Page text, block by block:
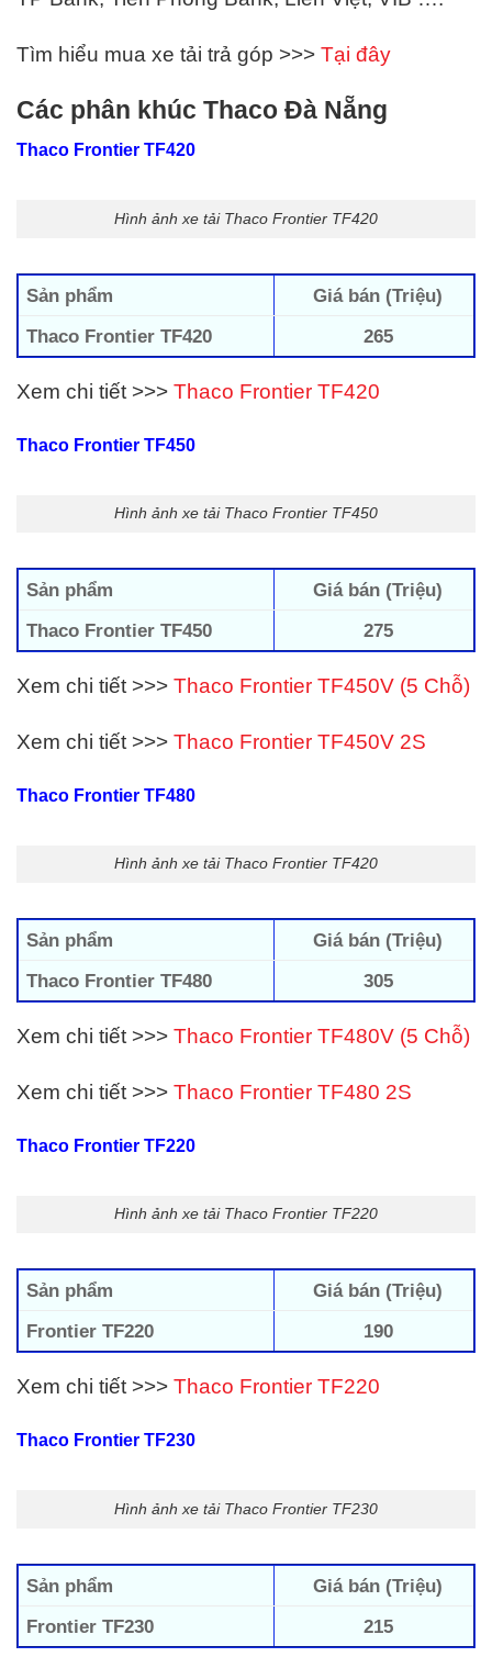
Tìm hiểu mua xe tải trả góp >>> Tại đây
Các phân khúc Thaco Đà Nẵng
Thaco Frontier TF420
Hình ảnh xe tải Thaco Frontier TF420
Sản phẩm
Giá bán (Triệu)
Thaco Frontier TF420
265
Xem chi tiết >>> Thaco Frontier TF420
Thaco Frontier TF450
Hình ảnh xe tải Thaco Frontier TF450
Sản phẩm
Giá bán (Triệu)
Thaco Frontier TF450
275
Xem chi tiết >>> Thaco Frontier TF450V (5 Chỗ)
Xem chi tiết >>> Thaco Frontier TF450V 2S
Thaco Frontier TF480
Hình ảnh xe tải Thaco Frontier TF420
Sản phẩm
Giá bán (Triệu)
Thaco Frontier TF480
305
Xem chi tiết >>> Thaco Frontier TF480V (5 Chỗ)
Xem chi tiết >>> Thaco Frontier TF480 2S
Thaco Frontier TF220
Hình ảnh xe tải Thaco Frontier TF220
Sản phẩm
Giá bán (Triệu)
Frontier TF220
190
Xem chi tiết >>> Thaco Frontier TF220
Thaco Frontier TF230
Hình ảnh xe tải Thaco Frontier TF230
Sản phẩm
Giá bán (Triệu)
Frontier TF230
215